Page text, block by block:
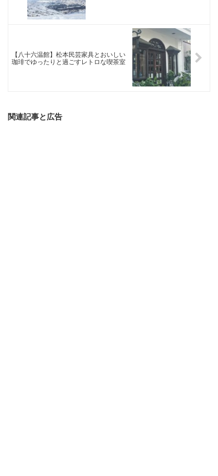
【八十六温館】松本民芸家具とおいしい
珈琲でゆったりと過ごすレトロな喫茶室
関連記事と広告